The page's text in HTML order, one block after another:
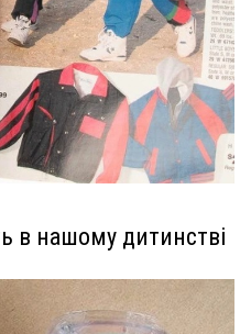
в нашому дитинстві